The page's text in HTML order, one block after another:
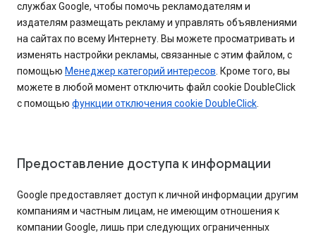
службах Google, чтобы помочь рекламодателям и
издателям размещать рекламу и управлять объявлениями
на сайтах по всему Интернету. Вы можете просматривать и
изменять настройки рекламы, связанные с этим файлом, с
помощью Менеджер категорий интересов . Кроме того, вы
можете в любой момент отключить файл cookie DoubleClick
с помощью функции отключения cookie DoubleClick
Предоставление доступа к информации
Google предоставляет доступ к личной информации другим
компаниям и частным лицам, не имеющим отношения к
компании Google, лишь при следующих ограниченных